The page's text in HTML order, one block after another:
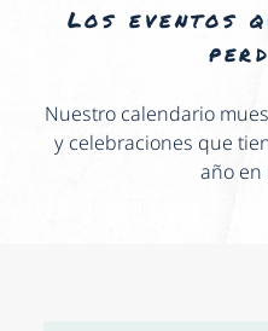
Los eventos
Nuestro calendario
y celebraciones que
año en